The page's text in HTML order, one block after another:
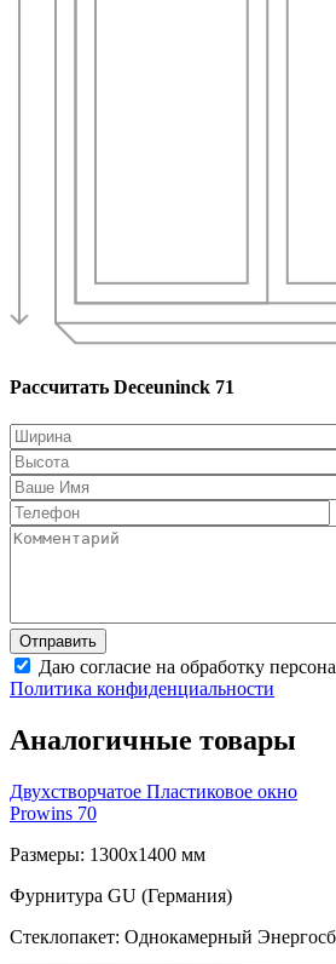
Рассчитать Deceuninck 71
Даю согласие на обработку
Политика конфиденциальности
Аналогичные товары
Двухстворчатое Пластиковое окно
Prowins 70
Размеры: 1300x1400 мм
Фурнитура GU (Германия)
Стеклопакет: Однокамерный